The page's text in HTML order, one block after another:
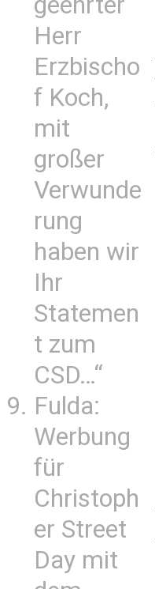
Herr
Erzbischo
f Koch,
mit
großer
Verwunde
rung
haben wir
Ihr
Statemen
t zum
CSD…“
Fulda:
Werbung
für
Christoph
er Street
Day mit